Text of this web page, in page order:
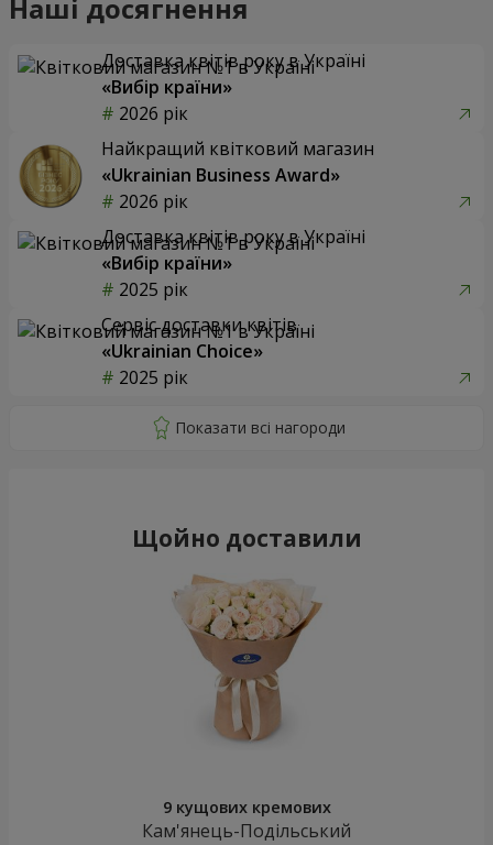
Наші досягнення
Доставка квітів року в Україні
«Вибір країни»
2026 рік
Найкращий квітковий магазин
«Ukrainian Business Award»
2026 рік
Доставка квітів року в Україні
«Вибір країни»
2025 рік
Сервіс доставки квітів
«Ukrainian Choice»
2025 рік
Щойно доставили
9 кущових кремових
Кам'янець-Подільський